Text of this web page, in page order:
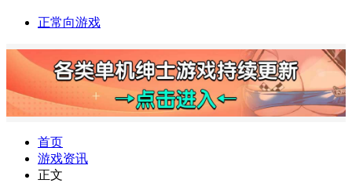
正常向游戏
首页
游戏资讯
正文